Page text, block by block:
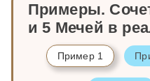
Примеры.
и 5 Мечей в
Пример 1